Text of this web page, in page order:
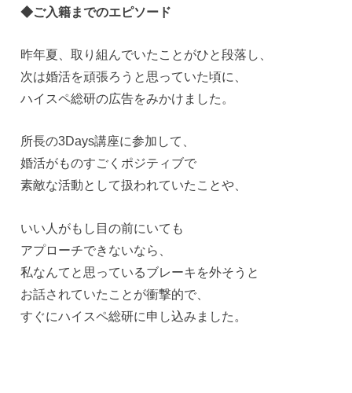
◆ご入籍までのエピソード
昨年夏、取り組んでいたことがひと段落し、
次は婚活を頑張ろうと思っていた頃に、
ハイスペ総研の広告をみかけました。
所長の3Days講座に参加して、
婚活がものすごくポジティブで
素敵な活動として扱われていたことや、
いい人がもし目の前にいても
アプローチできないなら、
私なんてと思っているブレーキを外そうと
お話されていたことが衝撃的で、
すぐにハイスペ総研に申し込みました。